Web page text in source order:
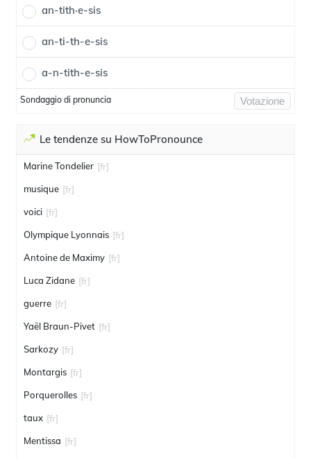
an-tith·e-sis
an-ti-th-e-sis
a-n-tith-e-sis
Sondaggio di pronuncia Votazione
Le tendenze su HowToPronounce
Marine Tondelier [fr]
musique [fr]
voici [fr]
Olympique Lyonnais [fr]
Antoine de Maximy [fr]
Luca Zidane [fr]
guerre [fr]
Yaël Braun-Pivet [fr]
Sarkozy [fr]
Montargis [fr]
Porquerolles [fr]
taux [fr]
Mentissa [fr]